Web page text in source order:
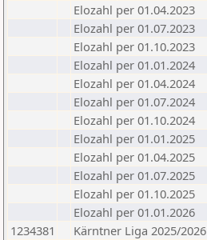
Elozahl per 01.04.2023
Elozahl per 01.07.2023
Elozahl per 01.10.2023
Elozahl per 01.01.2024
Elozahl per 01.04.2024
Elozahl per 01.07.2024
Elozahl per 01.10.2024
Elozahl per 01.01.2025
Elozahl per 01.04.2025
Elozahl per 01.07.2025
Elozahl per 01.10.2025
Elozahl per 01.01.2026
1234381
Kärntner Liga 2025/2026